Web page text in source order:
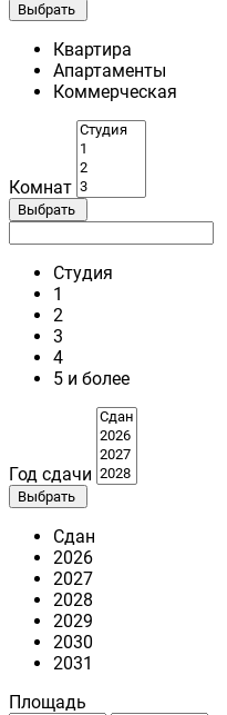
Выбрать
Квартира
Апартаменты
Коммерческая
Комнат
Выбрать
Студия
1
2
3
4
5 и более
Год сдачи
Выбрать
Сдан
2026
2027
2028
2029
2030
2031
Площадь